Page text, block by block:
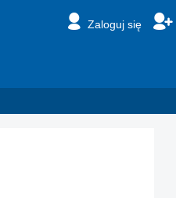
Zaloguj się